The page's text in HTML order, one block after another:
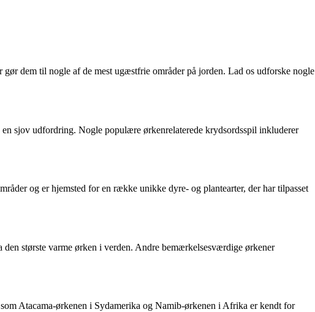
dem til nogle af de mest ugæstfrie områder på jorden. Lad os udforske nogle
sjov udfordring. Nogle populære ørkenrelaterede krydsordsspil inkluderer
og er hjemsted for en række unikke dyre- og plantearter, der har tilpasset
største varme ørken i verden. Andre bemærkelsesværdige ørkener
Atacama-ørkenen i Sydamerika og Namib-ørkenen i Afrika er kendt for